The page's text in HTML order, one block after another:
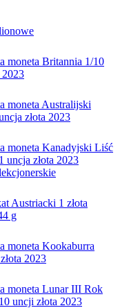
moneta Britannia 1/10
2023
moneta Australijski
złota 2023
moneta Kanadyjski Liść
uncja złota 2023
Austriacki 1 złota
g
moneta Kookaburra
2023
moneta Lunar III Rok
uncji złota 2023